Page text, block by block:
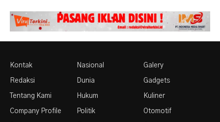
Kontak
Redaksi
Tentang Kami
Company Profile
Nasional
Dunia
Hukum
Politik
Galery
Gadgets
Kuliner
Otomotif